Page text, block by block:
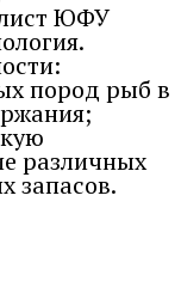
ЮФУ
пород рыб в
различных
запасов.